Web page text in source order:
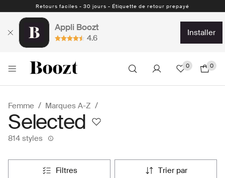
Retours faciles - 30 jours - Étiquette de retour prepayé
Appli Boozt
4.6
installer
0 0
Femme Marques A-Z
Selected
814 styles
filtres trier par